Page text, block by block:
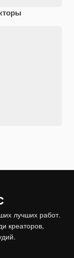
лучших работ.
креаторов,